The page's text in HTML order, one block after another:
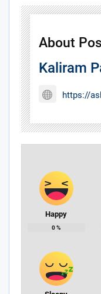
About
Kaliram
https://
Happy
0%